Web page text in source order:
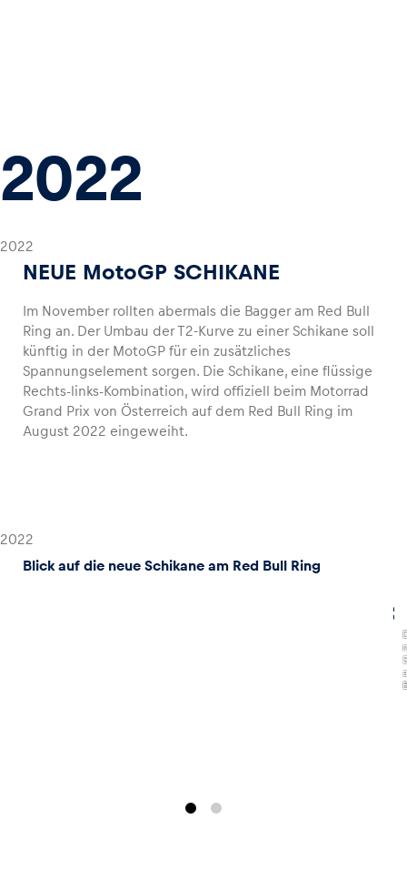
2022
2022
NEUE MotoGP SCHIKANE
Im November rollten abermals die Bagger am Red Bull
Ring an. Der Umbau der T2-Kurve zu einer Schikane soll
künftig in der MotoGP für ein zusätzliches
Spannungselement sorgen. Die Schikane, eine flüssige
Rechts-links-Kombination, wird offiziell beim Motorrad
Grand Prix von Österreich auf dem Red Bull Ring im
August 2022 eingeweiht.
2022
Blick auf die neue Schikane am Red Bull Ring
,